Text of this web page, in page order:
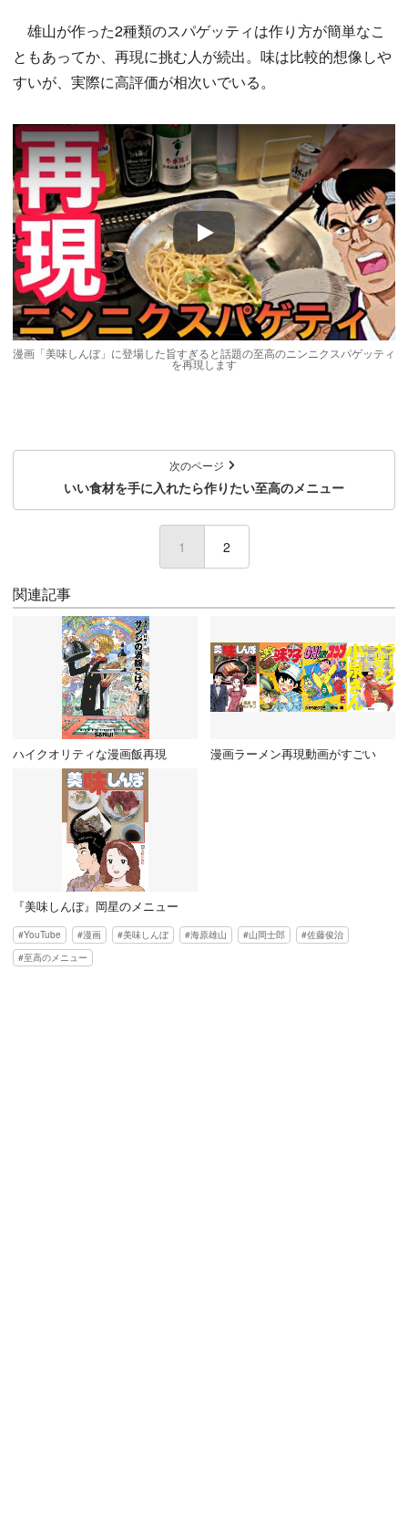
雄山が作った2種類のスパゲッティは作り方が簡単なこ
ともあってか、再現に挑む人が続出。味は比較的想像しや
すいが、実際に高評価が相次いでいる。
Play
漫画「美味しんぼ」に登場した旨すぎると話題の至高のニンニクスパゲッティ
を再現します
次のページ
いい食材を手に入れたら作りたい至高のメニュー
1 (current)
2
関連記事
ハイクオリティな漫画飯再現 漫画ラーメン再現動画がすごい
『美味しんぼ』岡星のメニュー
YouTube 漫画 美味しんぼ 海原雄山 山岡士郎
佐藤俊治
至高のメニュー